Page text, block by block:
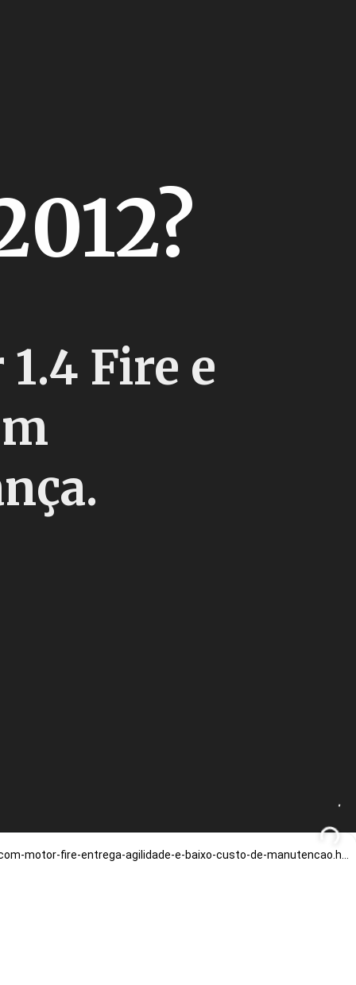
Fire e
https://carro.blog.br/fiat-uno-attractive-1-4-2012-preco-ficha-tecnica-consumo-equipamentos-e-fotos-compacto-leve-com-motor-fire-entrega-agilidade-e-baixo-custo-de-manutencao.html